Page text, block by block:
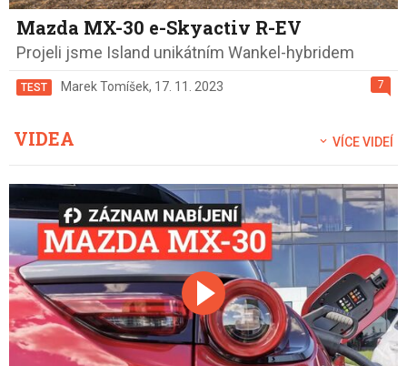
Mazda MX-30 e-Skyactiv R-EV
Projeli jsme Island unikátním Wankel-hybridem
7
TEST Marek Tomíšek, 17. 11. 2023
VIDEA VÍCE VIDEÍ